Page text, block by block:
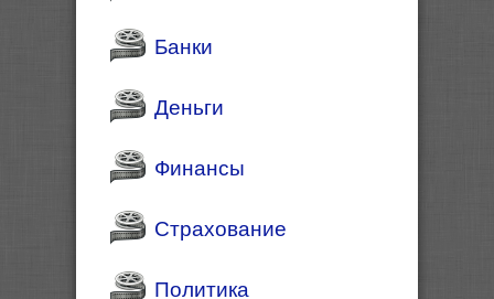
Банки
Деньги
Финансы
Страхование
Политика